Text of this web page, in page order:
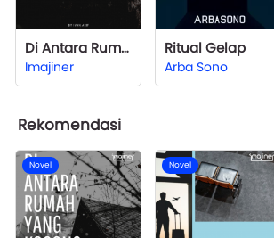
Di Antara Rumah yang Kosong
Imajiner
Ritual Gelap
Arba Sono
Rekomendasi
Novel Novel